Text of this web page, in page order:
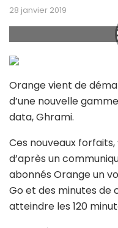
28 janvier 2019
Orange vient de
d’une nouvelle
data, Ghrami.
Ces nouveaux forfaits,
d’après un
abonnés Orange un
Go et des minutes de
atteindre les 120